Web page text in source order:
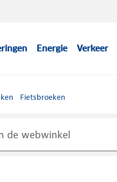
Energie Verkeer
Fietsbroeken